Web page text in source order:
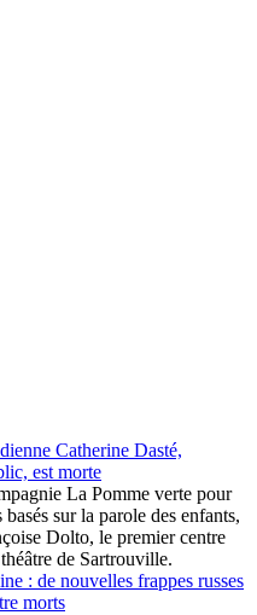
Catherine Dasté,
est morte
La Pomme verte pour
sur la parole des enfants,
Dolto, le premier centre
de Sartrouville.
: de nouvelles frappes russes
morts